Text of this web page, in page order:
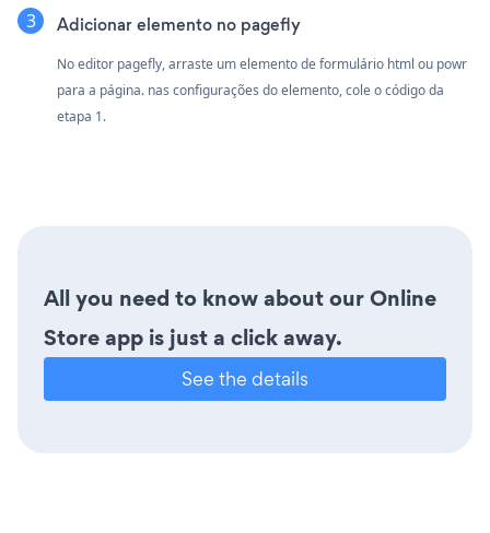
Adicionar elemento no pagefly
No editor pagefly, arraste um elemento de formulário html ou powr
para a página. nas configurações do elemento, cole o código da
etapa 1.
All you need to know about our Online
Store app is just a click away.
See the details